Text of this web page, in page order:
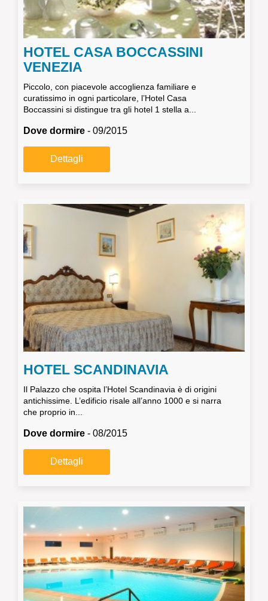
HOTEL CASA BOCCASSINI
VENEZIA
Piccolo, con piacevole accoglienza familiare e
curatissimo in ogni particolare, l’Hotel Casa
Boccassini si distingue tra gli hotel 1 stella a...
Dove dormire - 09/2015
Dettagli
HOTEL SCANDINAVIA
Il Palazzo che ospita l’Hotel Scandinavia è di origini
antichissime. L’edificio risale all’anno 1000 e si narra
che proprio in...
Dove dormire - 08/2015
Dettagli